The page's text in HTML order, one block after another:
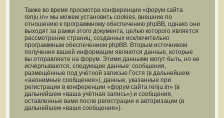
Также во время просмотра конференции «форум сайта
renju.in» мы можем установить cookies, внешние по
отношению к программному обеспечению phpBB, однако они
выходят за рамки этого документа, целью которого является
рассмотрение страниц, созданных исключительно
программным обеспечением phpBB. Вторым источником
получения вашей информации являются данные, которые
вы отправляете на форум. Этими данными могут быть, но не
исчерпываются, следующие данные: сообщения,
размещённые под учётной записью Гостя (в дальнейшем
«анонимные сообщения»), данные, указанные при
регистрации в конференции «форум сайта renju.in» (в
дальнейшем «ваша учётная запись») и сообщения,
оставленные вами после регистрации и авторизации (в
дальнейшем «ваши сообщения»).